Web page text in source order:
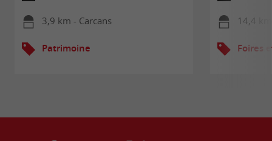
3,9 km - Carcans
Patrimoine
14,4
Foires